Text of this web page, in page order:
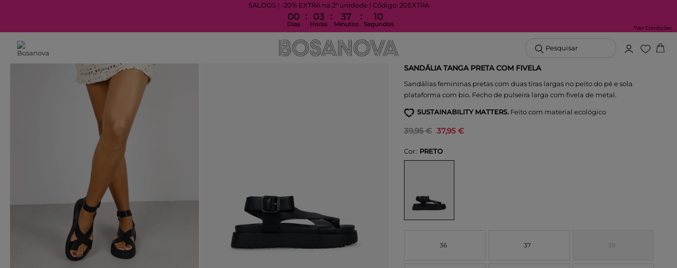
SALDOS | -20% EXTRA na 2ª unidade | Código: 20EXTRA
00
Dias
: 03
Horas
: 37
Minutos
: 10
Segundos
*Ver Condições
Pesquisar
SANDÁLIA TANGA PRETA COM FIVELA
Sandálias femininas pretas com duas tiras largas no peito do pé e sola
plataforma com bio. Fecho de pulseira larga com fivela de metal.
SUSTAINABILITY MATTERS. Feito com material ecológico
37,95 €
39,95 €
Cor PRETO
36 37 38